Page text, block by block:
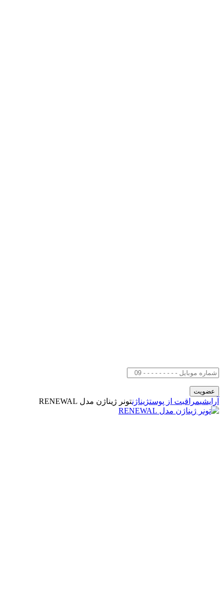
آرایشیمراقبت از پوستژیناژنتونر ژیناژن مدل RENEWAL